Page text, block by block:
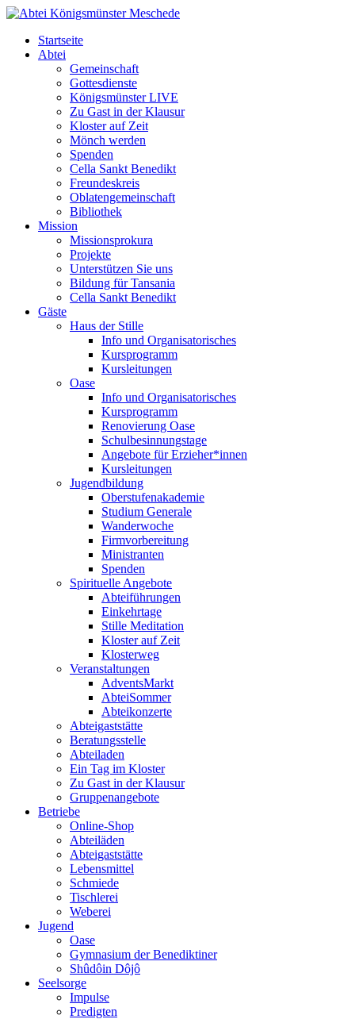
Startseite
Abtei
Gemeinschaft
Gottesdienste
Königsmünster LIVE
Zu Gast in der Klausur
Kloster auf Zeit
Mönch werden
Spenden
Cella Sankt Benedikt
Freundeskreis
Oblatengemeinschaft
Bibliothek
Mission
Missionsprokura
Projekte
Unterstützen Sie uns
Bildung für Tansania
Cella Sankt Benedikt
Gäste
Haus der Stille
Info und Organisatorisches
Kursprogramm
Kursleitungen
Oase
Info und Organisatorisches
Kursprogramm
Renovierung Oase
Schulbesinnungstage
Angebote für Erzieher*innen
Kursleitungen
Jugendbildung
Oberstufenakademie
Studium Generale
Wanderwoche
Firmvorbereitung
Ministranten
Spenden
Spirituelle Angebote
Abteiführungen
Einkehrtage
Stille Meditation
Kloster auf Zeit
Klosterweg
Veranstaltungen
AdventsMarkt
AbteiSommer
Abteikonzerte
Abteigaststätte
Beratungsstelle
Abteiladen
Ein Tag im Kloster
Zu Gast in der Klausur
Gruppenangebote
Betriebe
Online-Shop
Abteiläden
Abteigaststätte
Lebensmittel
Schmiede
Tischlerei
Weberei
Jugend
Oase
Gymnasium der Benediktiner
Shûdôin Dôjô
Seelsorge
Impulse
Predigten